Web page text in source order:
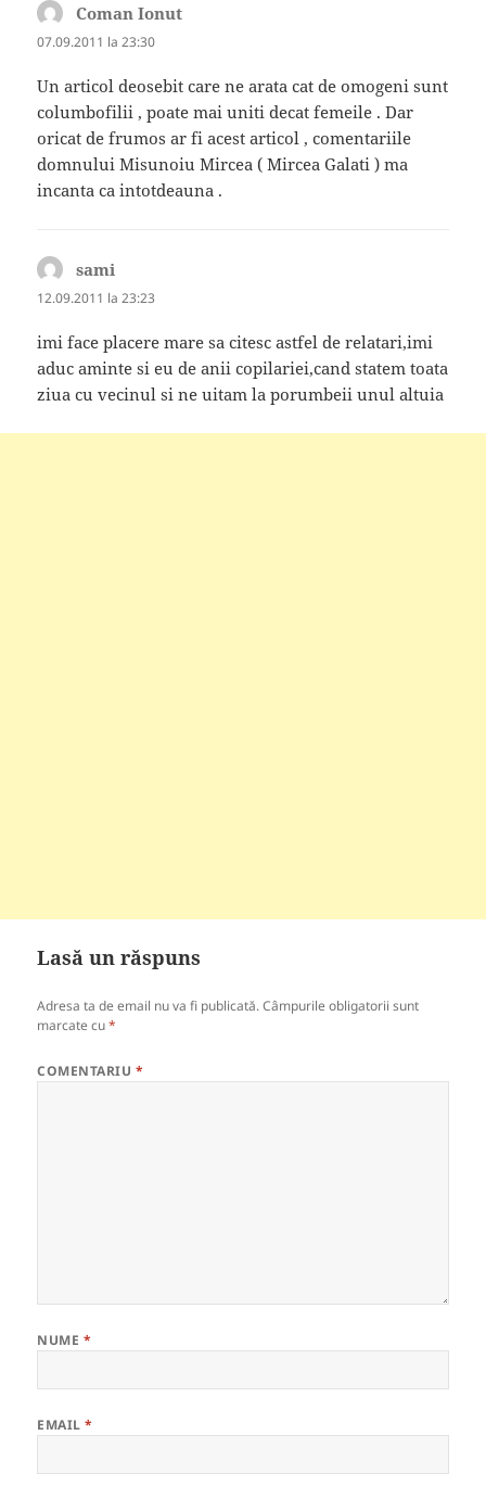
Coman Ionut
07.09.2011 la 23:30
Un articol deosebit care ne arata cat de omogeni sunt
columbofilii , poate mai uniti decat femeile . Dar
oricat de frumos ar fi acest articol , comentariile
domnului Misunoiu Mircea ( Mircea Galati ) ma
incanta ca intotdeauna .
sami
12.09.2011 la 23:23
imi face placere mare sa citesc astfel de relatari,imi
aduc aminte si eu de anii copilariei,cand statem toata
ziua cu vecinul si ne uitam la porumbeii unul altuia
Lasă un răspuns
Adresa ta de email nu va fi publicată. Câmpurile obligatorii sunt
marcate cu*
COMENTARIU *
NUME *
EMAIL*